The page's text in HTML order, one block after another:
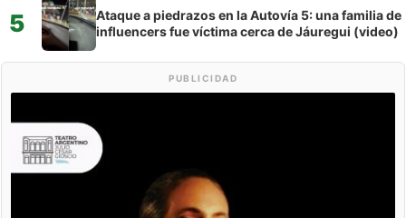
5
Ataque a piedrazos en la Autovía 5: una familia de
influencers fue víctima cerca de Jáuregui (video)
PUBLICIDAD